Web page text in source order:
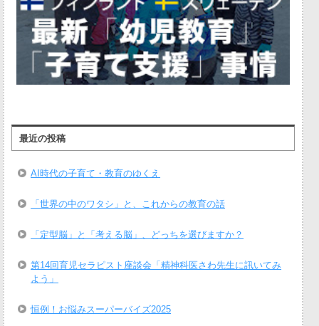
最近の投稿
AI時代の子育て・教育のゆくえ
「世界の中のワタシ」と、これからの教育の話
「定型脳」と「考える脳」、どっちを選びますか？
第14回育児セラピスト座談会「精神科医さわ先生に訊いてみ
よう」
恒例！お悩みスーパーバイズ2025